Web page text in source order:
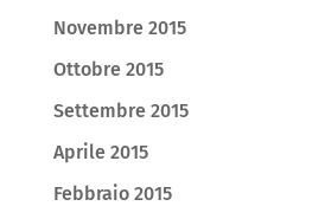
Novembre 2015
Ottobre 2015
Settembre 2015
Aprile 2015
Febbraio 2015